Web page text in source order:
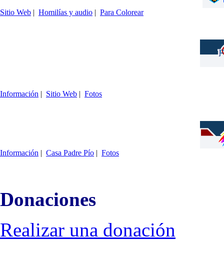
Sitio Web | Homilías y audio | Para Colorear
Información | Sitio Web | Fotos
Información | Casa Padre Pío | Fotos
Donaciones
Realizar una donación